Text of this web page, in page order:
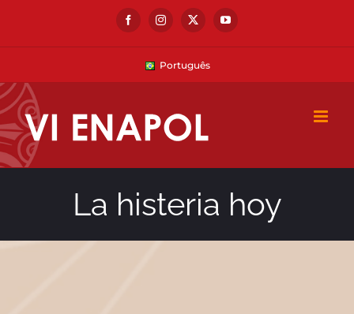
content
FacebookInstagram
X YouTube
Português
La histeria hoy